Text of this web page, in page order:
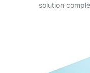
solution